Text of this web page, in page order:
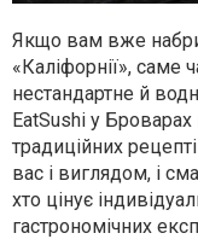
Якщо вам вже
«Каліфорнії», саме
нестандартне й
EatSushi у Броварах
традиційних
вас і виглядом, і
хто цінує
гастрономічних